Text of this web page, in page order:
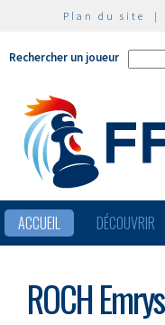
Plan du site |
Rechercher un joueur
ACCUEIL DÉCOUVRIR
ROCH Emrys